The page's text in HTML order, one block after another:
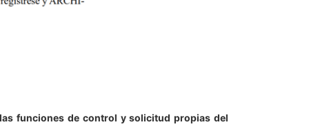
funciones de control y solicitud propias del